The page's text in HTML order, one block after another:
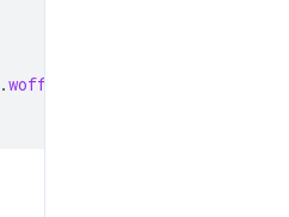
.woff2